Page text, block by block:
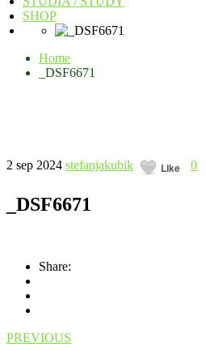
SHOP
Home
_DSF6671
2 sep 2024 stefanjakubik Like 0
_DSF6671
Share:
PREVIOUS